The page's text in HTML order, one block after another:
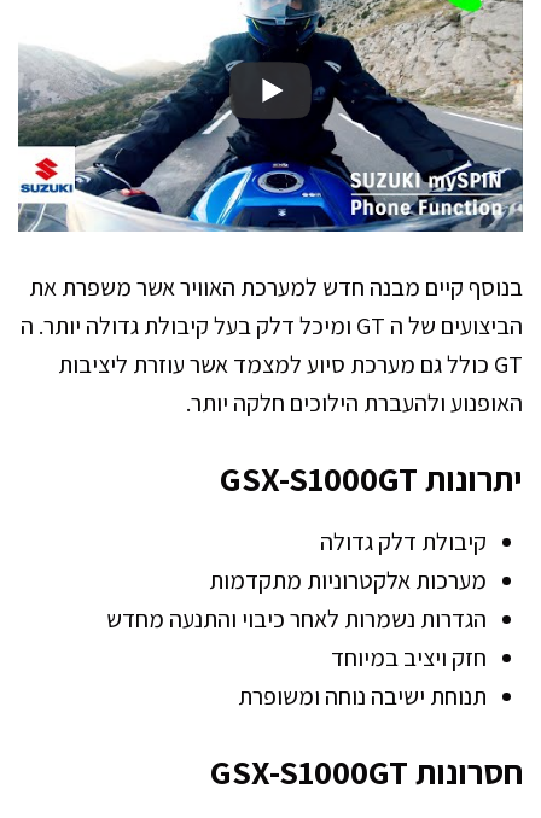
בנוסף קיים מבנה חדש למערכת האוויר אשר משפרת את
הביצועים של ה GT ומיכל דלק בעל קיבולת גדולה יותר. ה
GT כולל גם מערכת סיוע למצמד אשר עוזרת ליציבות
האופנוע ולהעברת הילוכים חלקה יותר.
יתרונות GSX-S1000GT
קיבולת דלק גדולה
מערכות אלקטרוניות מתקדמות
הגדרות נשמרות לאחר כיבוי והתנעה מחדש
חזק ויציב במיוחד
תנוחת ישיבה נוחה ומשופרת
חסרונות GSX-S1000GT